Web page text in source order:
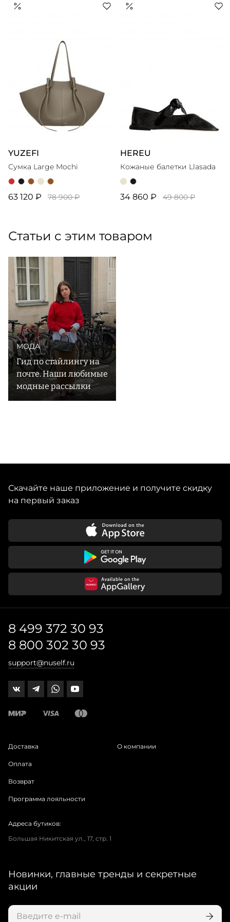
YUZEFI
Сумка Large Mochi
63 120 ₽ 78 900 ₽
HEREU
Кожаные балетки Llasada
34 860 ₽ 49 800 ₽
Статьи с этим товаром
МОДА
Гид по стайлингу на
почте. Наши любимые
модные рассылки
Скачайте наше приложение и получите скидку
на первый заказ
8 499 372 30 93
8 800 302 30 93
support@nuself.ru
Доставка
Оплата
Возврат
Программа лояльности
О компании
Адреса бутиков:
Большая Никитская ул., 17, стр. 1
Новинки, главные тренды и секретные
акции